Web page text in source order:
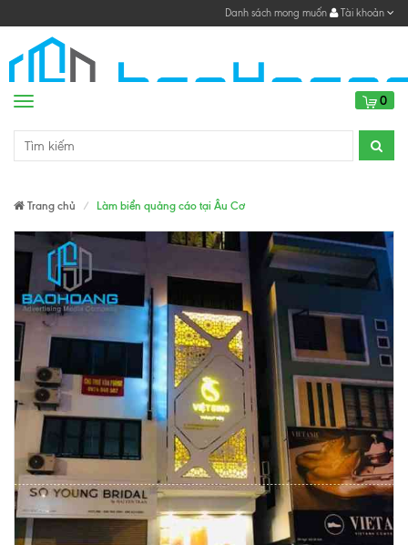
Danh sách mong muốn Tài khoản
Menu 0
Trang chủ Làm biển quảng cáo tại Âu Cơ